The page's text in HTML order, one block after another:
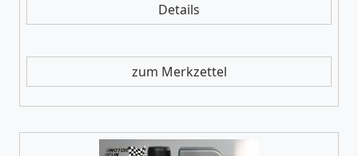
Details
zum Merkzettel